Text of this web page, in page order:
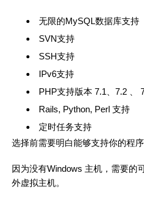
无限的MySQL数据库支持
SVN支持
SSH支持
IPv6支持
PHP支持版本 7.1、7.2 、
Rails, Python, Perl 支持
定时任务支持
选择前需要明白能够支持你的程序
因为没有Windows 主机，需要的
外虚拟主机。